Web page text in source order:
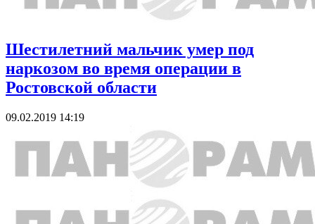
Шестилетний мальчик умер под
наркозом во время операции в
Ростовской области
09.02.2019 14:19